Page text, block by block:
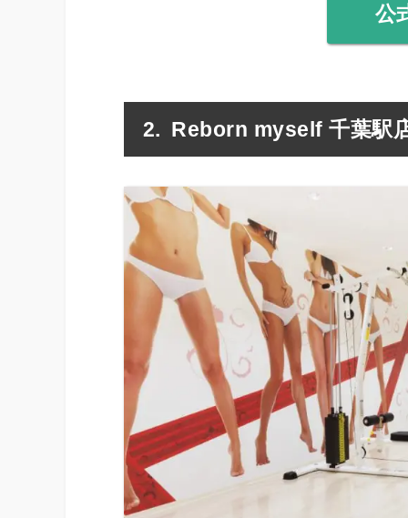
公
Reborn myself 千葉駅